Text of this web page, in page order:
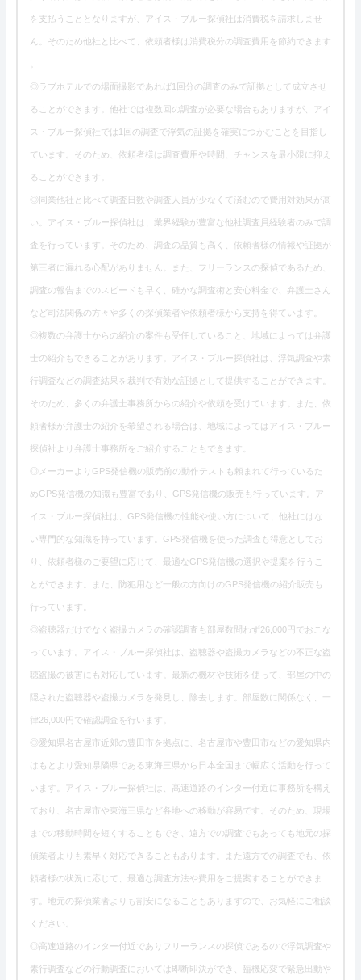
を支払うこととなりますが、アイス・ブルー探偵社は消費税を請求しませ
ん。そのため他社と比べて、依頼者様は消費税分の調査費用を節約できます
◎ラブホテルでの場面撮影であれば1回分の調査のみで証拠として成立させ
ることができます。他社では複数回の調査が必要な場合もありますが、アイ
ス・ブルー探偵社では1回の調査で浮気の証拠を確実につかむことを目指し
ています。そのため、依頼者様は調査費用や時間、チャンスを最小限に抑え
ることができます。
◎同業他社と比べて調査日数や調査人員が少なくて済むので費用対効果が高
い。アイス・ブルー探偵社は、業界経験が豊富な他社調査員経験者のみで調
査を行っています。そのため、調査の品質も高く、依頼者様の情報や証拠が
第三者に漏れる心配がありません。また、フリーランスの探偵であるため、
調査の報告までのスピードも早く、確かな調査術と安心料金で、弁護士さん
など司法関係の方々や多くの探偵業者や依頼者様から支持を得ています。
◎複数の弁護士からの紹介の案件も受任していること、地域によっては弁護
士の紹介もできることがあります。アイス・ブルー探偵社は、浮気調査や素
行調査などの調査結果を裁判で有効な証拠として提供することができます。
そのため、多くの弁護士事務所からの紹介や依頼を受けています。また、依
頼者様が弁護士の紹介を希望される場合は、地域によってはアイス・ブルー
探偵社より弁護士事務所をご紹介することもできます。
◎メーカーよりGPS発信機の販売前の動作テストも頼まれて行っているた
めGPS発信機の知識も豊富であり、GPS発信機の販売も行っています。ア
イス・ブルー探偵社は、GPS発信機の性能や使い方について、他社にはな
い専門的な知識を持っています。GPS発信機を使った調査も得意としてお
り、依頼者様のご要望に応じて、最適なGPS発信機の選択や提案を行うこ
とができます。また、防犯用など一般の方向けのGPS発信機の紹介販売も
行っています。
◎盗聴器だけでなく盗撮カメラの確認調査も部屋数問わず26,000円でおこな
っています。アイス・ブルー探偵社は、盗聴器や盗撮カメラなどの不正な盗
聴盗撮の被害にも対応しています。最新の機材や技術を使って、部屋の中の
隠された盗聴器や盗撮カメラを発見し、除去します。部屋数に関係なく、一
律26,000円で確認調査を行います。
◎愛知県名古屋市近郊の豊田市を拠点に、名古屋市や豊田市などの愛知県内
はもとより愛知県隣県である東海三県から日本全国まで幅広く活動を行って
います。アイス・ブルー探偵社は、高速道路のインター付近に事務所を構え
ており、名古屋市や東海三県など各地への移動が容易です。そのため、現場
までの移動時間を短くすることもでき、遠方での調査でもあっても地元の探
偵業者よりも素早く対応できることもあります。また遠方での調査でも、依
頼者様の状況に応じて、最適な調査方法や費用をご提案することができま
す。地元の探偵業者よりも割安になることもありますので、お気軽にご相談
ください。
◎高速道路のインター付近でありフリーランスの探偵であるので浮気調査や
素行調査などの行動調査においては即断即決ができ、臨機応変で緊急出動や